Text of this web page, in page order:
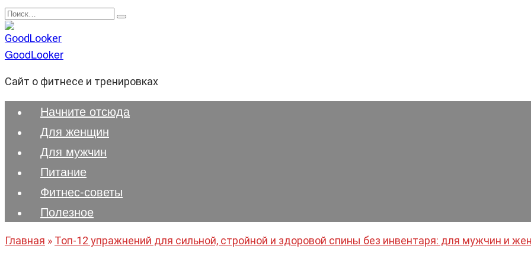
Перейти
к
содержанию
Search
for:
GoodLooker
Сайт о фитнесе и тренировках
Начните отсюда
Для женщин
Для мужчин
Питание
Фитнес-советы
Полезноe
Главная » Топ-12 упражнений для сильной, стройной и здоровой спины без инвентаря: для мужчин и